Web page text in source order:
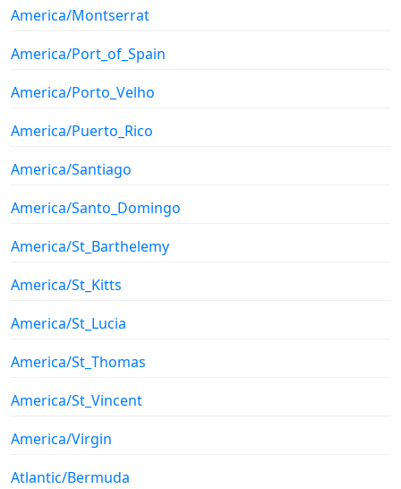
America/Montserrat
America/Port_of_Spain
America/Porto_Velho
America/Puerto_Rico
America/Santiago
America/Santo_Domingo
America/St_Barthelemy
America/St_Kitts
America/St_Lucia
America/St_Thomas
America/St_Vincent
America/Virgin
Atlantic/Bermuda